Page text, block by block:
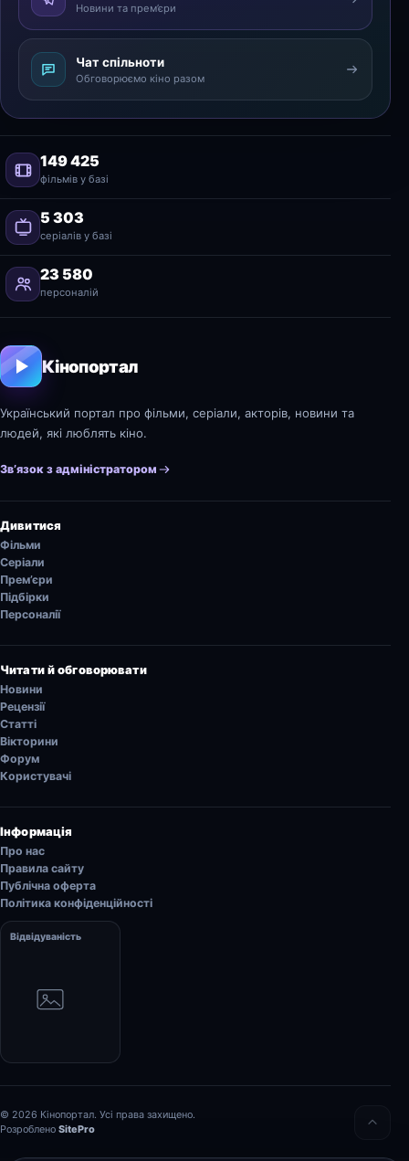
Новини та прем’єри
Чат спільноти
Обговорюємо кіно разом
149 425
фільмів у базі
5 303
серіалів у базі
23 580
персоналій
Кінопортал
Український портал про фільми, серіали, акторів, новини та
людей, які люблять кіно.
Зв’язок з адміністратором
Дивитися
Фільми
Серіали
Прем’єри
Підбірки
Персоналії
Читати й обговорювати
Новини
Рецензії
Статті
Вікторини
Форум
Користувачі
Інформація
Про нас
Правила сайту
Публічна оферта
Політика конфіденційності
Відвідуваність
© 2026 Кінопортал. Усі права захищено.
Розроблено SitePro